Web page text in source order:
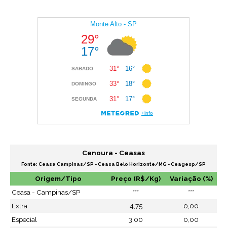
Cenoura - Ceasas
Fonte: Ceasa Campinas/SP - Ceasa Belo Horizonte/MG - Ceagesp/SP
Origem/Tipo Preço (R$/Kg)
Variação (%)
Ceasa - Campinas/SP
***
***
Extra
4,75
0,00
Especial
3,00
0,00